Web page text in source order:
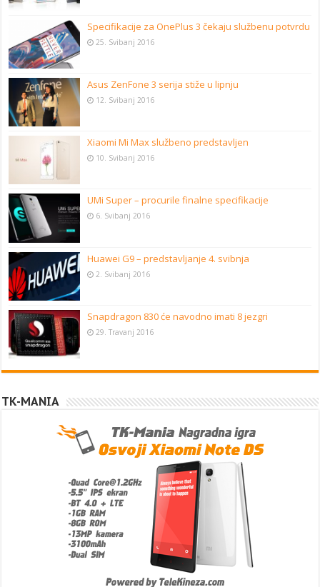
Specifikacije za OnePlus 3 čekaju službenu potvrdu
25. Svibanj 2016
Asus ZenFone 3 serija stiže u lipnju
12. Svibanj 2016
Xiaomi Mi Max službeno predstavljen
10. Svibanj 2016
UMi Super – procurile finalne specifikacije
6. Svibanj 2016
Huawei G9 – predstavljanje 4. svibnja
2. Svibanj 2016
Snapdragon 830 će navodno imati 8 jezgri
29. Travanj 2016
TK-MANIA